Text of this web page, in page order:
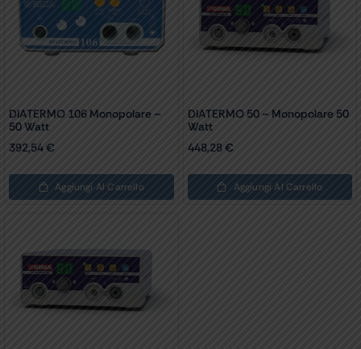
DIATERMO 106 Monopolare –
50 Watt
392,54 €
Aggiungi Al Carrello
DIATERMO 50 – Monopolare 50
Watt
448,28 €
Aggiungi Al Carrello